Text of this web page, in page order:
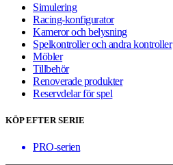
Simulering
Racing-konfigurator
Kameror och belysning
Spelkontroller och andra kontroller
Möbler
Tillbehör
Renoverade produkter
Reservdelar för spel
KÖP EFTER SERIE
PRO-serien